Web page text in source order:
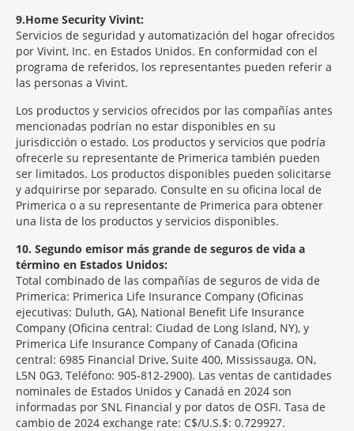
9 Home Security Vivint:
Servicios de seguridad y automatización del hogar ofrecidos
por Vivint, Inc. en Estados Unidos. En conformidad con el
programa de referidos, los representantes pueden referir a
las personas a Vivint.
Los productos y servicios ofrecidos por las compañías antes
mencionadas podrían no estar disponibles en su
jurisdicción o estado. Los productos y servicios que podría
ofrecerle su representante de Primerica también pueden
ser limitados. Los productos disponibles pueden solicitarse
y adquirirse por separado. Consulte en su oficina local de
Primerica o a su representante de Primerica para obtener
una lista de los productos y servicios disponibles.
10 Segundo emisor más grande de seguros de vida a
término en Estados Unidos:
Total combinado de las compañías de seguros de vida de
Primerica: Primerica Life Insurance Company (Oficinas
ejecutivas: Duluth, GA), National Benefit Life Insurance
Company (Oficina central: Ciudad de Long Island, NY), y
Primerica Life Insurance Company of Canada (Oficina
central: 6985 Financial Drive, Suite 400, Mississauga, ON,
L5N 0G3, Teléfono: 905-812-2900). Las ventas de cantidades
nominales de Estados Unidos y Canadá en 2024 son
informadas por SNL Financial y por datos de OSFI. Tasa de
cambio de 2024 exchange rate: C$/U.S.$: 0.729927.